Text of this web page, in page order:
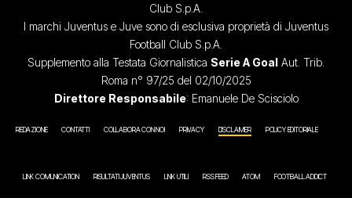
Club S.p.A.
I marchi Juventus e Juve sono di esclusiva proprietà di Juventus
Football Club S.p.A.
Supplemento alla Testata Giornalistica Serie A Goal Aut. Trib.
Roma n° 97/25 del 02/10/2025
Direttore Responsabile: Emanuele De Scisciolo
REDAZIONE CONTATTI COLLABORA CON NOI PRIVACY DISCLAIMER POLICY EDITORIALE
LINK COMUNICATION RISULTATI JUVENTUS LINK UTILI RSS FEED ATOM FOOTBALL ADDICT